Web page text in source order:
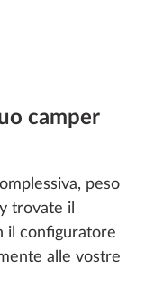
camper
peso
trovate il
il configuratore
alle vostre